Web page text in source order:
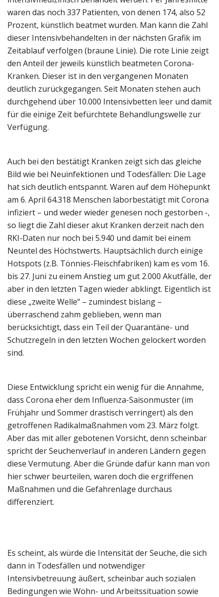
waren das noch 337 Patienten, von denen 174, also 52
Prozent, künstlich beatmet wurden. Man kann die Zahl
dieser Intensivbehandelten in der nächsten Grafik im
Zeitablauf verfolgen (braune Linie). Die rote Linie zeigt
den Anteil der jeweils künstlich beatmeten Corona-
Kranken. Dieser ist in den vergangenen Monaten
deutlich zurückgegangen. Seit Monaten stehen auch
durchgehend über 10.000 Intensivbetten leer und damit
für die einige Zeit befürchtete Behandlungswelle zur
Verfügung.
Auch bei den bestätigt Kranken zeigt sich das gleiche
Bild wie bei Neuinfektionen und Todesfällen: Die Lage
hat sich deutlich entspannt. Waren auf dem Höhepunkt
am 6. April 64.318 Menschen laborbestätigt mit Corona
infiziert – und weder wieder genesen noch gestorben -,
so liegt die Zahl dieser akut Kranken derzeit nach den
RKI-Daten nur noch bei 5.940 und damit bei einem
Neuntel des Höchstwerts. Hauptsächlich durch einige
Hotspots (z.B. Tönnies-Fleischfabriken) kam es vom 16.
bis 27. Juni zu einem Anstieg um gut 2.000 Akutfälle, der
aber in den letzten Tagen wieder abklingt. Eigentlich ist
diese „zweite Welle“ – zumindest bislang –
überraschend zahm geblieben, wenn man
berücksichtigt, dass ein Teil der Quarantäne- und
Schutzregeln in den letzten Wochen gelockert worden
sind.
Diese Entwicklung spricht ein wenig für die Annahme,
dass Corona eher dem Influenza-Saisonmuster (im
Frühjahr und Sommer drastisch verringert) als den
getroffenen Radikalmaßnahmen vom 23. März folgt.
Aber das mit aller gebotenen Vorsicht, denn scheinbar
spricht der Seuchenverlauf in anderen Ländern gegen
diese Vermutung. Aber die Gründe dafür kann man von
hier schwer beurteilen, waren doch die ergriffenen
Maßnahmen und die Gefahrenlage durchaus
differenziert.
Es scheint, als würde die Intensität der Seuche, die sich
dann in Todesfällen und notwendiger
Intensivbetreuung äußert, scheinbar auch sozialen
Bedingungen wie Wohn- und Arbeitssituation sowie